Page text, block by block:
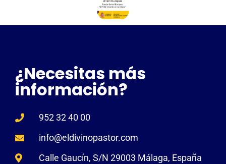
¿Necesitas más
información?
952 32 40 00
info@eldivinopastor.com
Calle Gaucín, S/N 29003 Málaga, España